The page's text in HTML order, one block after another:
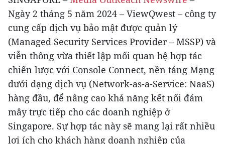
Ngày 2 tháng 5 năm 2024 – ViewQwest – công ty
cung cấp dịch vụ bảo mật được quản lý
(Managed Security Services Provider – MSSP) và
viễn thông vừa thiết lập mối quan hệ hợp tác
chiến lược với Console Connect, nền tảng Mạng
dưới dạng dịch vụ (Network-as-a-Service: NaaS)
hàng đầu, để nâng cao khả năng kết nối đám
mây trực tiếp cho các doanh nghiệp ở
Singapore. Sự hợp tác này sẽ mang lại rất nhiều
lợi ích cho khách hàng doanh nghiệp của